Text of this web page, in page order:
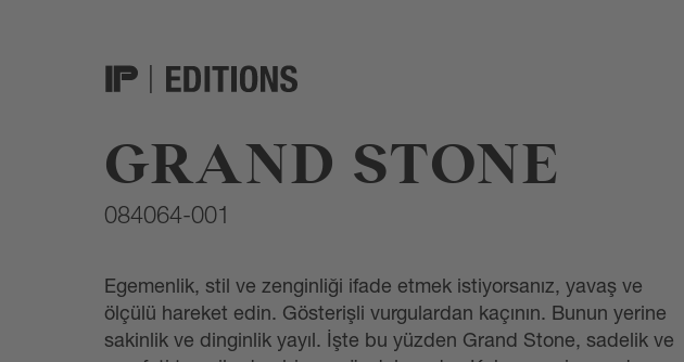
GRAND STONE
084064-001
Egemenlik, stil ve zenginliği ifade etmek istiyorsanız, yavaş ve
ölçülü hareket edin. Gösterişli vurgulardan kaçının. Bunun yerine
sakinlik ve dinginlik yayıl. İşte bu yüzden Grand Stone, sadelik ve